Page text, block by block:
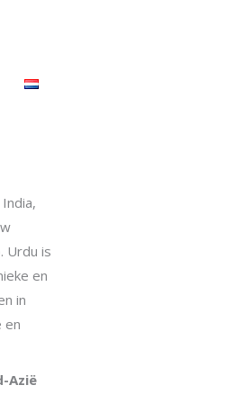
Urdu is
en
in
en
Azië